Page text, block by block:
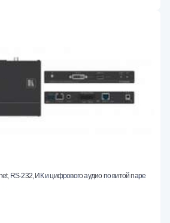
RS-232, ИК и цифрового аудио по витой паре